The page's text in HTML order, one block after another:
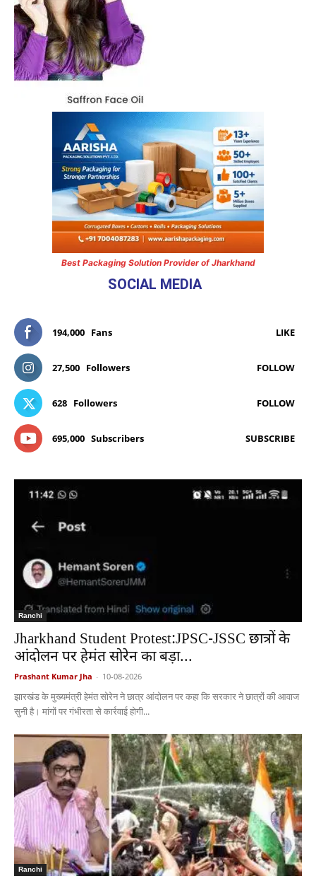
Best Packaging Solution Provider of Jharkhand
SOCIAL MEDIA
194,000 Fans LIKE
27,500 Followers FOLLOW
628 Followers FOLLOW
695,000 Subscribers SUBSCRIBE
Ranchi
Jharkhand Student Protest:JPSC-JSSC छात्रों के
आंदोलन पर हेमंत सोरेन का बड़ा...
Prashant Kumar Jha - 10-08-2026
झारखंड के मुख्यमंत्री हेमंत सोरेन ने छात्र आंदोलन पर कहा कि सरकार ने छात्रों की आवाज
सुनी है। मांगों पर गंभीरता से कार्रवाई होगी...
Ranchi